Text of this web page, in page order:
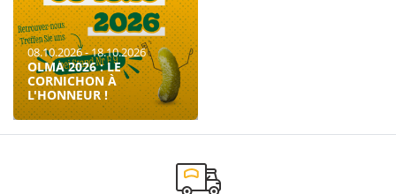
08.10.2026 - 18.10.2026
OLMA 2026 : LE
CORNICHON À
L'HONNEUR !